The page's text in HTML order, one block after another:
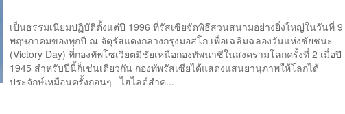
เป็นธรรมเนียมปฏิบัติตั้งแต่ปี 1996 ที่รัสเซียจัดพิธีสวนสนามอย่างยิ่งใหญ่ในวันที่ 9
พฤษภาคมของทุกปี ณ จัตุรัสแดงกลางกรุงมอสโก เพื่อเฉลิมฉลองวันแห่งชัยชนะ
(Victory Day) ที่กองทัพโซเวียตมีชัยเหนือกองทัพนาซีในสงครามโลกครั้งที่ 2 เมื่อปี
1945 สำหรับปีนี้ก็เช่นเดียวกัน กองทัพรัสเซียได้แสดงแสนยานุภาพให้โลกได้
ประจักษ์เหมือนครั้งก่อนๆ ไฮไลต์สำค...